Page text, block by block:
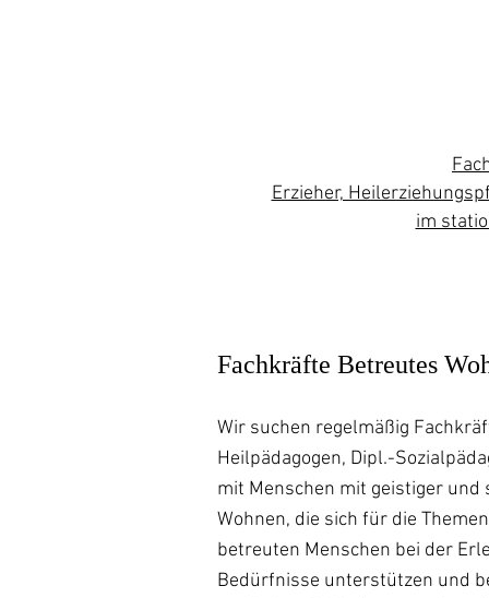
Erzieher,
im
Fachkräfte Betreutes
Wir suchen regelmäßig
Heilpädagogen, Dipl.-
mit Menschen mit geistiger
Wohnen, die sich für die
betreuten Menschen bei der
Bedürfnisse unterstützen und